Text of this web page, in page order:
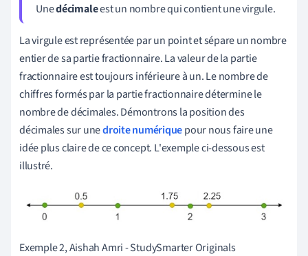
Unedécimaleest un nombre qui contient une virgule.
La virgule est représentée par un point et sépare un nombre
entier de sa partie fractionnaire. La valeur de la partie
fractionnaire est toujours inférieure à un. Le nombre de
chiffres formés par la partie fractionnaire détermine le
nombre de décimales. Démontrons la position des
décimales sur unedroite numériquepour nous faire une
idée plus claire de ce concept. L'exemple ci-dessous est
illustré.
Exemple 2, Aishah Amri - StudySmarter Originals